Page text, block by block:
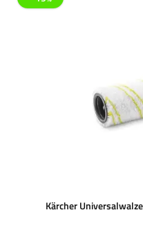
Kärcher